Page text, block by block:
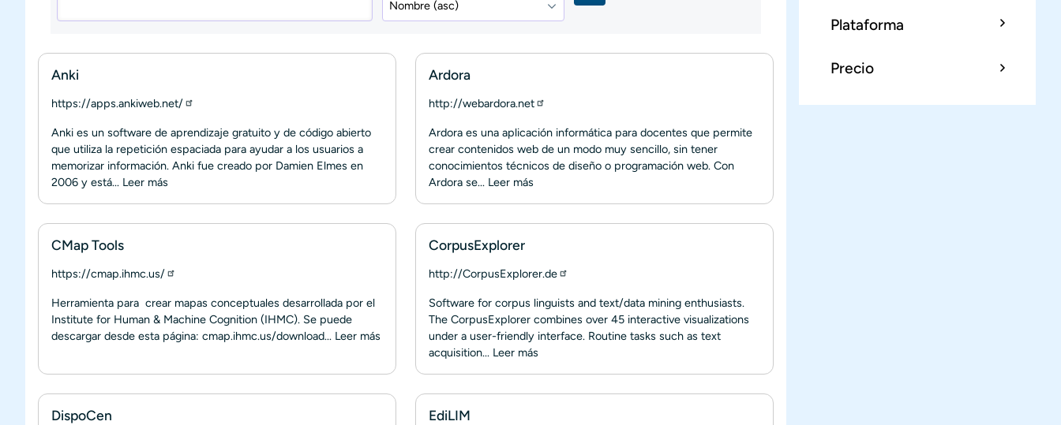
Anki
https://apps.ankiweb.net/
Anki es un software de aprendizaje gratuito y de código abierto
que utiliza la repetición espaciada para ayudar a los usuarios a
memorizar información. Anki fue creado por Damien Elmes en
2006 y está... Leer más
Ardora
http://webardora.net
Ardora es una aplicación informática para docentes que permite
crear contenidos web de un modo muy sencillo, sin tener
conocimientos técnicos de diseño o programación web. Con
Ardora se... Leer más
CMap Tools
https://cmap.ihmc.us/
Herramienta para crear mapas conceptuales desarrollada por el
Institute for Human & Machine Cognition (IHMC). Se puede
descargar desde esta página: cmap.ihmc.us/download... Leer más
CorpusExplorer
http://CorpusExplorer.de
Software for corpus linguists and text/data mining enthusiasts.
The CorpusExplorer combines over 45 interactive visualizations
under a user-friendly interface. Routine tasks such as text
acquisition... Leer más
DispoCen EdiLIM
Plataforma
Precio